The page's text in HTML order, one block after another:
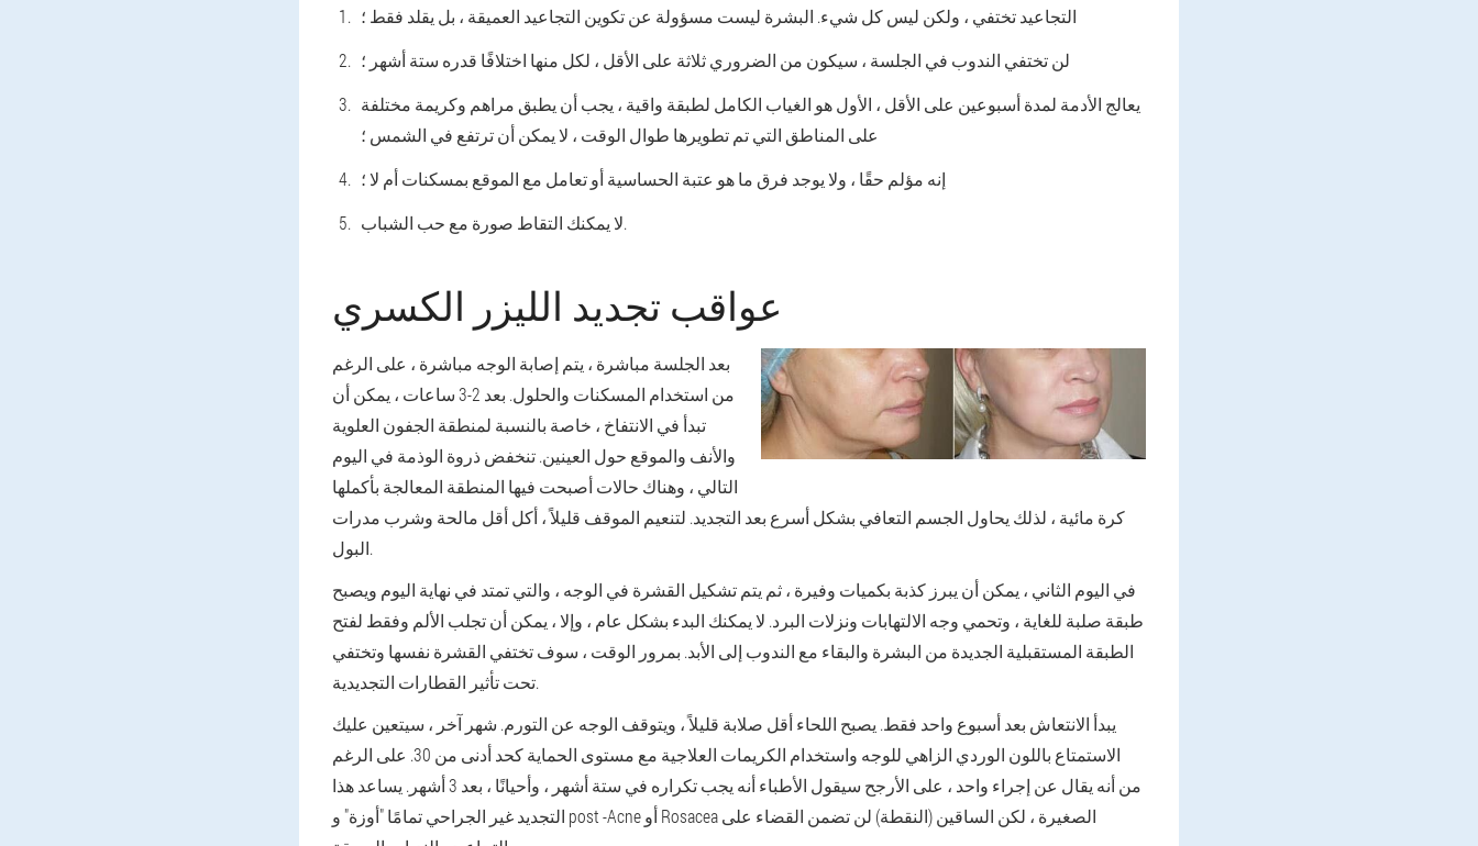
التجاعيد تختفي ، ولكن ليس كل شيء. البشرة ليست مسؤولة عن تكوين التجاعيد العميقة ، بل يقلد فقط ؛
لن تختفي الندوب في الجلسة ، سيكون من الضروري ثلاثة على الأقل ، لكل منها اختلافًا قدره ستة أشهر ؛
يعالج الأدمة لمدة أسبوعين على الأقل ، الأول هو الغياب الكامل لطبقة واقية ، يجب أن يطبق مراهم وكريمة مختلفة
على المناطق التي تم تطويرها طوال الوقت ، لا يمكن أن ترتفع في الشمس ؛
إنه مؤلم حقًا ، ولا يوجد فرق ما هو عتبة الحساسية أو تعامل مع الموقع بمسكنات أم لا ؛
لا يمكنك التقاط صورة مع حب الشباب.
عواقب تجديد الليزر الكسري
بعد الجلسة مباشرة ، يتم إصابة الوجه مباشرة ، على الرغم
من استخدام المسكنات والحلول. بعد 2-3 ساعات ، يمكن أن
تبدأ في الانتفاخ ، خاصة بالنسبة لمنطقة الجفون العلوية
والأنف والموقع حول العينين. تنخفض ذروة الوذمة في اليوم
التالي ، وهناك حالات أصبحت فيها المنطقة المعالجة بأكملها
كرة مائية ، لذلك يحاول الجسم التعافي بشكل أسرع بعد التجديد. لتنعيم الموقف قليلاً ، أكل أقل مالحة وشرب مدرات
البول.
في اليوم الثاني ، يمكن أن يبرز كذبة بكميات وفيرة ، ثم يتم تشكيل القشرة في الوجه ، والتي تمتد في نهاية اليوم ويصبح
طبقة صلبة للغاية ، وتحمي وجه الالتهابات ونزلات البرد. لا يمكنك البدء بشكل عام ، وإلا ، يمكن أن تجلب الألم وفقط لفتح
الطبقة المستقبلية الجديدة من البشرة والبقاء مع الندوب إلى الأبد. بمرور الوقت ، سوف تختفي القشرة نفسها وتختفي
تحت تأثير القطارات التجديدية.
يبدأ الانتعاش بعد أسبوع واحد فقط. يصبح اللحاء أقل صلابة قليلاً ، ويتوقف الوجه عن التورم. شهر آخر ، سيتعين عليك
الاستمتاع باللون الوردي الزاهي للوجه واستخدام الكريمات العلاجية مع مستوى الحماية كحد أدنى من 30. على الرغم
من أنه يقال عن إجراء واحد ، على الأرجح سيقول الأطباء أنه يجب تكراره في ستة أشهر ، وأحيانًا ، بعد 3 أشهر. يساعد هذا
التجديد غير الجراحي تمامًا "أوزة" و post -Acne أو Rosacea الصغيرة ، لكن الساقين (النقطة) لن تضمن القضاء على